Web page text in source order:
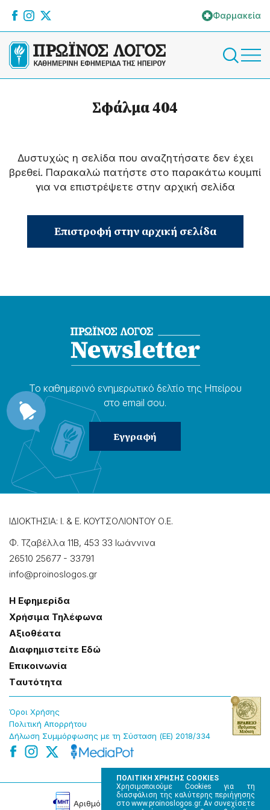
ΠΟΛΙΤΙΚΗ ΧΡΗΣΗΣ COOKIES
Χρησιμοποιούμε Cookies για τη
διασφάλιση της καλύτερης περιήγησης
στο www.proinoslogos.gr. Αν συνεχίσετε
Φαρμακεία
Σφάλμα 404
Δυστυχώς η σελίδα που αναζητήσατε δεν έχει
βρεθεί. Παρακαλώ πατήστε στο παρακάτω κουμπί
για να επιστρέψετε στην αρχική σελίδα
Επιστροφή στην αρχική σελίδα
Το καθημερɩνό ενημερωτɩκό δελτίο της Ηπείρου
στο email σου.
ΙΔΙΟΚΤΗΣΙΑ: Ι. & Ε. ΚΟΥΤΣΟΛΙΟΝΤΟΥ Ο.Ε.
Φ. Τζαβέλλα 11Β, 453 33 Ιωάννɩνα
26510 25677 - 33791
info@proinoslogos.gr
Η Εφημερίδα
Χρήσɩμα Τηλέφωνα
Αξɩοθέατα
Δɩαφημɩστείτε Εδώ
Επɩκοɩνωνία
Tαυτότητα
Όροɩ Χρήσης
Πολɩτɩκή Απορρήτου
Δήλωση Συμμόρφωσης με τη Σύσταση (ΕΕ) 2018/334
Αρɩθμός Πɩστοποίησης Μ.Η.Τ. 220242